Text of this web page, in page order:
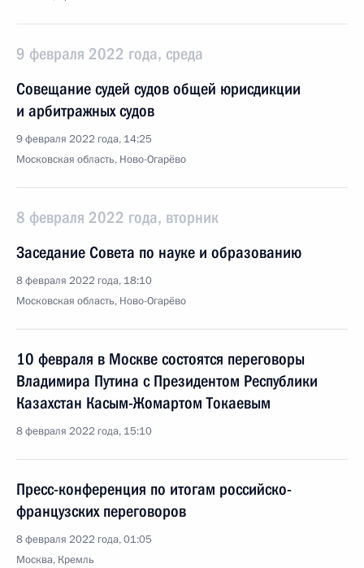
9 февраля 2022 года, среда
Совещание судей судов общей юрисдикции
и арбитражных судов
9 февраля 2022 года, 14:25
Московская область, Ново-Огарёво
8 февраля 2022 года, вторник
Заседание Совета по науке и образованию
8 февраля 2022 года, 18:10
Московская область, Ново-Огарёво
10 февраля в Москве состоятся переговоры
Владимира Путина с Президентом Республики
Казахстан Касым-Жомартом Токаевым
8 февраля 2022 года, 15:10
Пресс-конференция по итогам российско-
французских переговоров
8 февраля 2022 года, 01:05
Москва, Кремль